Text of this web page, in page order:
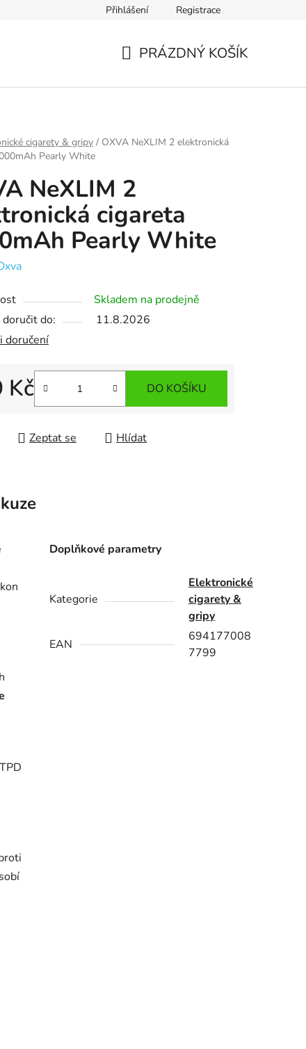
Zásady zpracování osobních údajů
Přihlášení Registrace
PRÁZDNÝ KOŠÍK
cigarety & gripy / OXVA NeXLIM 2 elektronická
Pearly White
NeXLIM 2
cigareta
Pearly White
Skladem na prodejně
do:
11.8.2026
doručení
Kč DO KOŠÍKU
Zeptat se
Hlídat
Doplňkové parametry
Kategorie
Elektronické
cigarety &
gripy
EAN
694177008
7799